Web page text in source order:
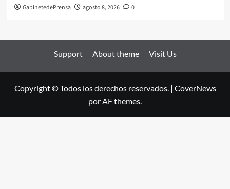
GabinetedePrensa agosto 8, 2026 0
Support About theme Visit Us
Copyright © Todos los derechos reservados. | CoverNews
por AF themes.